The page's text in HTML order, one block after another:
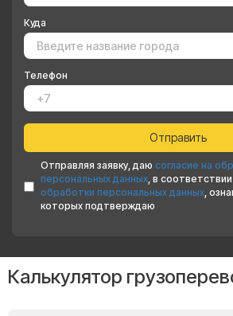
Куда
Телефон
Отправляя заявку, даю согласие на
персональных данных, в
обработки персональных данных,
которых подтверждаю
Калькулятор